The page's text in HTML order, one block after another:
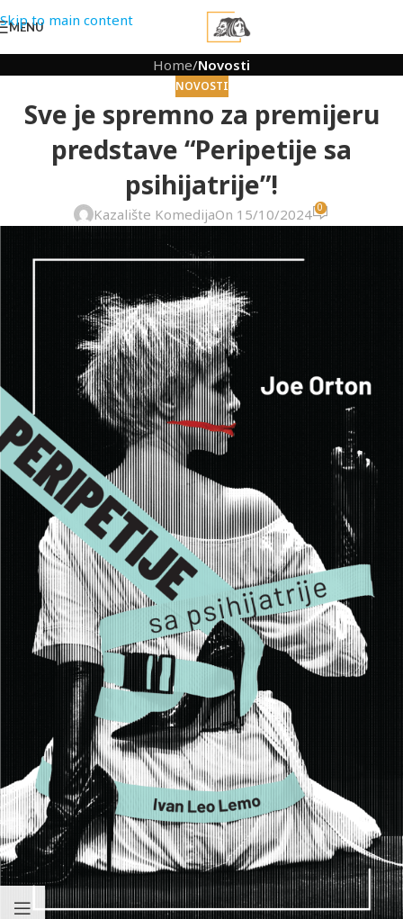
Skip to main content
MENU
Home/Novosti
NOVOSTI
Sve je spremno za premijeru
predstave “Peripetije sa
psihijatrije”!
Kazalište KomedijaOn 15/10/2024 0